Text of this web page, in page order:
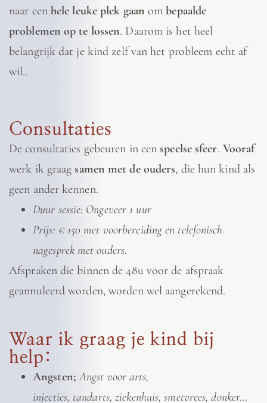
naar eenhele leuke plek gaanombepaalde
problemen op te lossen. Daarom is het heel
belangrijk dat je kind zelf van het probleem echt af
wil..
Consultaties
De consultaties gebeuren in eenspeelse sfeer. Vooraf
werk ik graagsamen met de ouders, die hun kind als
geen ander kennen.
Duur sessie: Ongeveer 1 uur
Prijs: € 150 met voorbereiding en telefonisch
nagesprek met ouders.
Afspraken die binnen de 48u voor de afspraak
geannuleerd worden, worden wel aangerekend.
Waar ik graag je kind bij
help:
Angsten; Angst voor arts,
injecties, tandarts, ziekenhuis, smetvrees, donker…